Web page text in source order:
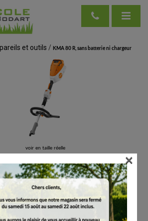
et outils / KMA 80 R, sans batterie ni chargeur
voir en taille réelle
batterie ni chargeur
×